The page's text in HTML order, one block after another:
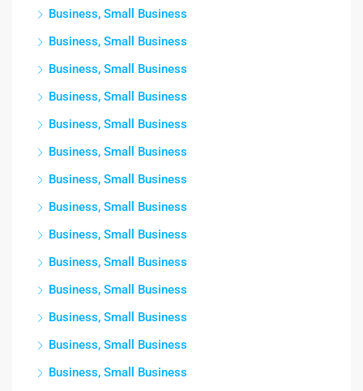
Business, Small Business
Business, Small Business
Business, Small Business
Business, Small Business
Business, Small Business
Business, Small Business
Business, Small Business
Business, Small Business
Business, Small Business
Business, Small Business
Business, Small Business
Business, Small Business
Business, Small Business
Business, Small Business